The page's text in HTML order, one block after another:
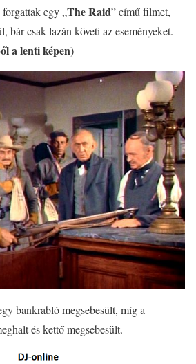
egy „The Raid” című filmet,
bár csak lazán követi az eseményeket.
a lenti képen)
bankrabló megsebesült, míg a
és kettő megsebesült.